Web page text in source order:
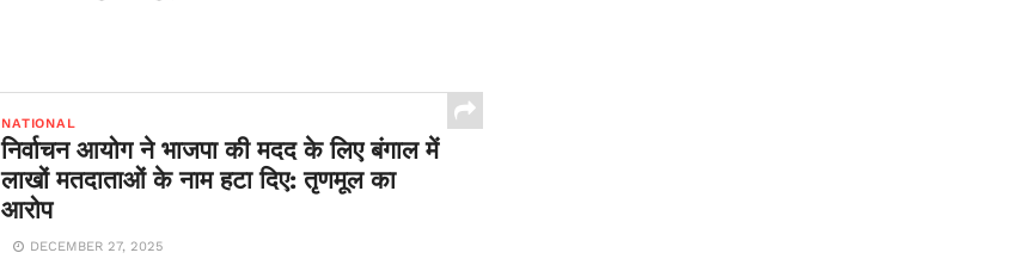
NATIONAL
निर्वाचन आयोग ने भाजपा की मदद के लिए बंगाल में
लाखों मतदाताओं के नाम हटा दिए: तृणमूल का
आरोप
DECEMBER 27, 2025